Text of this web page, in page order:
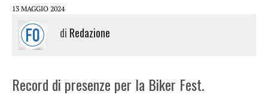
13 MAGGIO 2024
di Redazione
Record di presenze per la Biker Fest.